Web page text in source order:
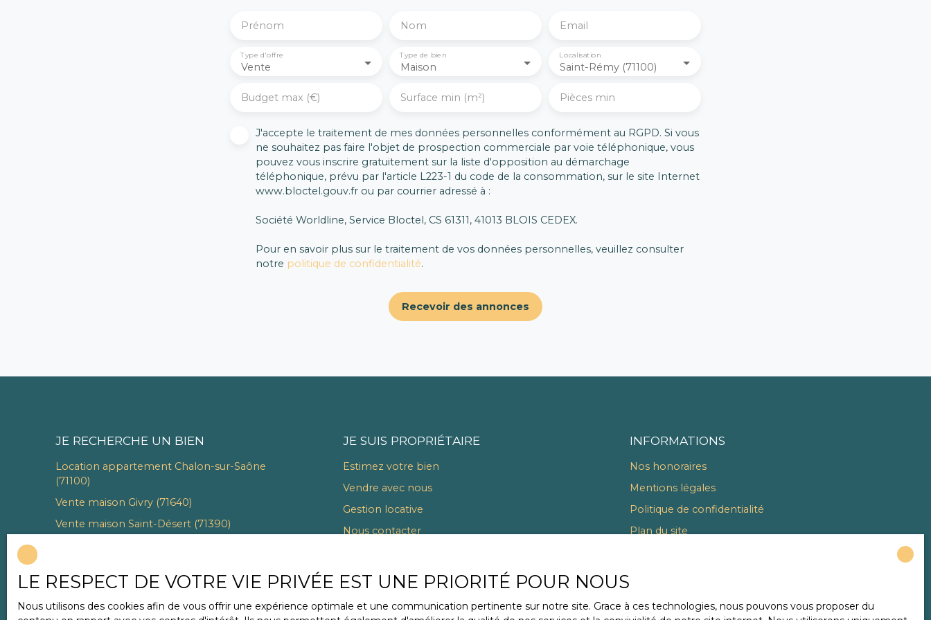
Prénom Nom Email
Vente
Type d'offre
Maison
Type de bien
Saint-Rémy (71100)
Localisation
Budget max (€) Surface min (m²) Pièces min
J'accepte le traitement de mes données personnelles conformément au RGPD. Si vous
ne souhaitez pas faire l'objet de prospection commerciale par voie téléphonique, vous
pouvez vous inscrire gratuitement sur la liste d'opposition au démarchage
téléphonique, prévu par l'article L223-1 du code de la consommation, sur le site Internet
www.bloctel.gouv.fr ou par courrier adressé à :
Société Worldline, Service Bloctel, CS 61311, 41013 BLOIS CEDEX.
Pour en savoir plus sur le traitement de vos données personnelles, veuillez consulter
notre politique de confidentialité.
Recevoir des annonces
JE RECHERCHE UN BIEN
Location appartement Chalon-sur-Saône
(71100)
Vente maison Givry (71640)
Vente maison Saint-Désert (71390)
Vente terrain Jambles (71640)
JE SUIS PROPRIÉTAIRE
Estimez votre bien
Vendre avec nous
Gestion locative
Nous contacter
INFORMATIONS
Nos honoraires
Mentions légales
Politique de confidentialité
Plan du site
LE RESPECT DE VOTRE VIE PRIVÉE EST UNE PRIORITÉ POUR NOUS
Nous utilisons des cookies afin de vous offrir une expérience optimale et une communication pertinente sur notre site. Grace à ces technologies, nous pouvons vous proposer du